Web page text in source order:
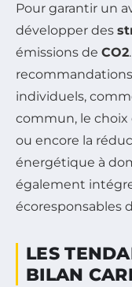
Pour garantir un
développer des
émissions de CO2
individuels,
commun, le choix
ou encore la
énergétique à
également
écoresponsables
LES
BILAN